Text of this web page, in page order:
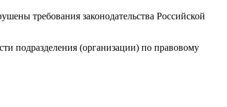
требования законодательства Российской
подразделения (организации) по правовому